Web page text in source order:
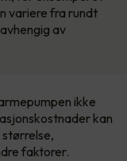
variere fra rundt
av
ikke
kan
faktorer.